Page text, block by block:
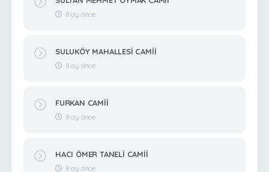
8 ay önce
SULUKÖY MAHALLESİ CAMİİ
8 ay önce
FURKAN CAMİİ
8 ay önce
HACI ÖMER TANELİ CAMİİ
8 ay önce